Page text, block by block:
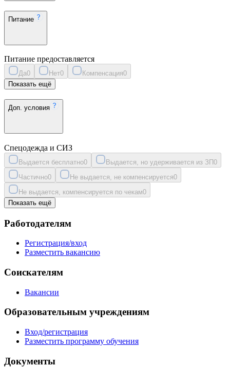
Питание
Питание предоставляется
Да0 Нет0 Компенсация0
Показать ещё
Доп. условия
Спецодежда и СИЗ
Выдается бесплатно0 Выдается, но удерживается из ЗП0
Частично0 Не выдается, не компенсируется0
Не выдается, компенсируется по чекам0
Показать ещё
Работодателям
Регистрация/вход
Разместить вакансию
Соискателям
Вакансии
Образовательным учреждениям
Вход/регистрация
Разместить программу обучения
Документы